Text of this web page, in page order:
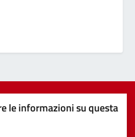
le informazioni su questa